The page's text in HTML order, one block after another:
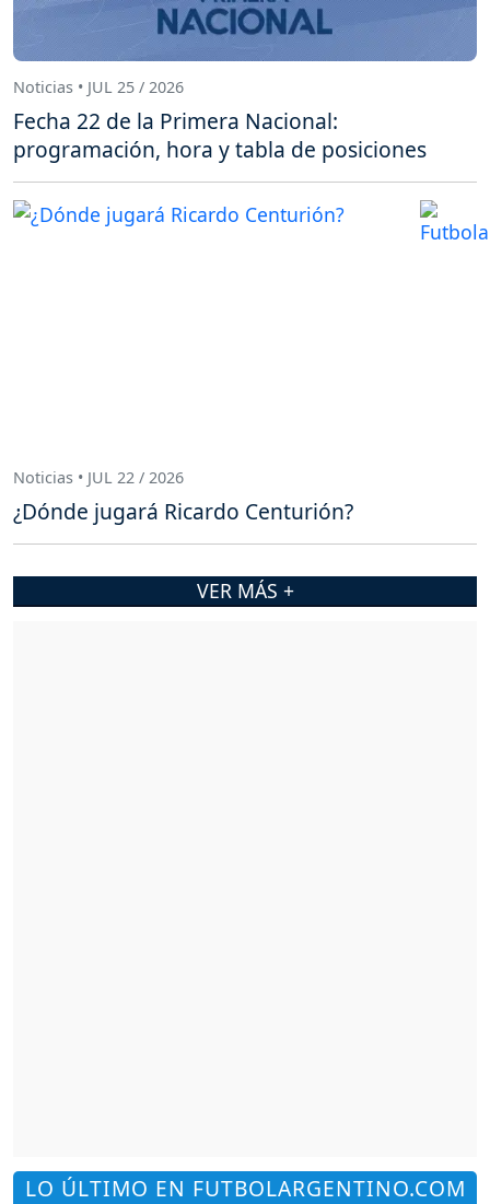
LO ÚLTIMO EN FUTBOLARGENTINO.COM
Noticias • JUL 25 / 2026
Fecha 22 de la Primera Nacional:
programación, hora y tabla de posiciones
Noticias • JUL 22 / 2026
¿Dónde jugará Ricardo Centurión?
VER MÁS +